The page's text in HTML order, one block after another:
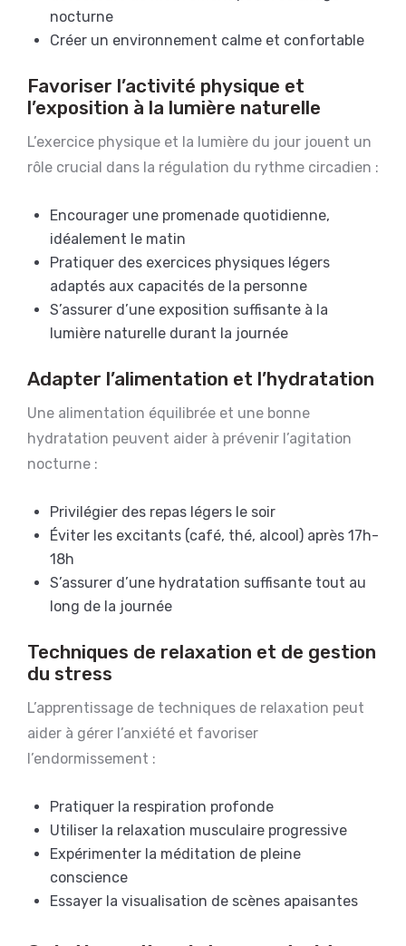
nocturne
Créer un environnement calme et confortable
Favoriser l’activité physique et
l’exposition à la lumière naturelle
L’exercice physique et la lumière du jour jouent un
rôle crucial dans la régulation du rythme circadien :
Encourager une promenade quotidienne,
idéalement le matin
Pratiquer des exercices physiques légers
adaptés aux capacités de la personne
S’assurer d’une exposition suffisante à la
lumière naturelle durant la journée
Adapter l’alimentation et l’hydratation
Une alimentation équilibrée et une bonne
hydratation peuvent aider à prévenir l’agitation
nocturne :
Privilégier des repas légers le soir
Éviter les excitants (café, thé, alcool) après 17h-
18h
S’assurer d’une hydratation suffisante tout au
long de la journée
Techniques de relaxation et de gestion
du stress
L’apprentissage de techniques de relaxation peut
aider à gérer l’anxiété et favoriser
l’endormissement :
Pratiquer la respiration profonde
Utiliser la relaxation musculaire progressive
Expérimenter la méditation de pleine
conscience
Essayer la visualisation de scènes apaisantes